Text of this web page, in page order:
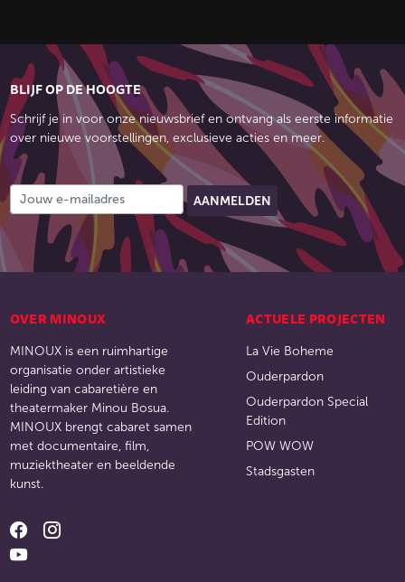
BLIJF OP DE HOOGTE
Schrijf je in voor onze nieuwsbrief en ontvang als eerste informatie
over nieuwe voorstellingen, exclusieve acties en meer.
OVER MINOUX
MINOUX is een ruimhartige
organisatie onder artistieke
leiding van cabaretière en
theatermaker Minou Bosua.
MINOUX brengt cabaret samen
met documentaire, film,
muziektheater en beeldende
kunst.
ACTUELE PROJECTEN
La Vie Boheme
Ouderpardon
Ouderpardon Special
Edition
POW WOW
Stadsgasten